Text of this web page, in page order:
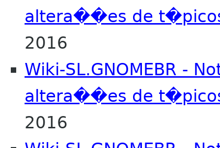
altera��es de
2016
Wiki-SL.GNOMEBR -
altera��es de
2016